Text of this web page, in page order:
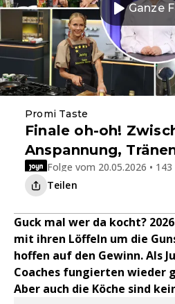
Ganze
Promi Taste
Finale oh-oh!
Anspannung,
Folge vom 20.05.2026 • 143
Teilen
Guck mal wer da kocht?
mit ihren Löffeln um die
hoffen auf den Gewinn. Als
Coaches fungierten wieder
Aber auch die Köche sind